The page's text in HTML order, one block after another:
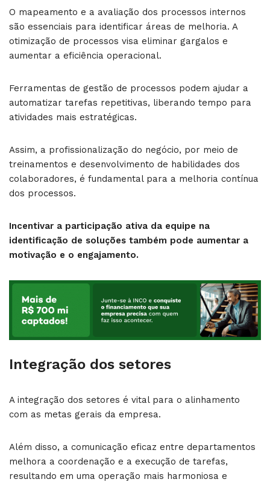
O mapeamento e a avaliação dos processos internos
são essenciais para identificar áreas de melhoria. A
otimização de processos visa eliminar gargalos e
aumentar a eficiência operacional.
Ferramentas de gestão de processos podem ajudar a
automatizar tarefas repetitivas, liberando tempo para
atividades mais estratégicas.
Assim, a profissionalização do negócio, por meio de
treinamentos e desenvolvimento de habilidades dos
colaboradores, é fundamental para a melhoria contínua
dos processos.
Incentivar a participação ativa da equipe na
identificação de soluções também pode aumentar a
motivação e o engajamento.
Integração dos setores
A integração dos setores é vital para o alinhamento
com as metas gerais da empresa.
Além disso, a comunicação eficaz entre departamentos
melhora a coordenação e a execução de tarefas,
resultando em uma operação mais harmoniosa e